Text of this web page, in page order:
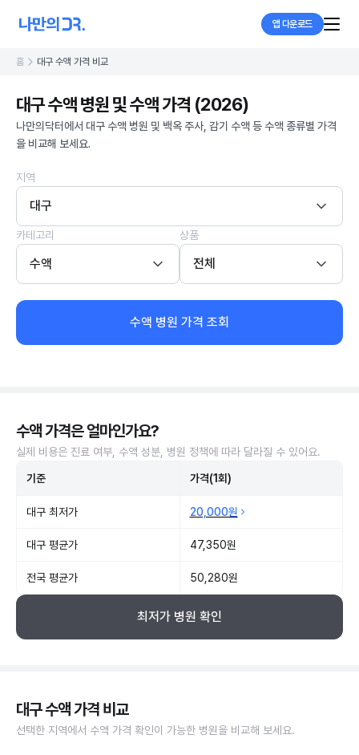
앱 다운로드
홈 대구 수액 가격 비교
대구 수액 병원 및 수액 가격 (2026)
나만의닥터에서 대구 수액 병원 및 백옥 주사, 감기 수액 등 수액 종류별 가격
을 비교해 보세요.
지역
대구
카테고리
수액
상품
전체
수액 병원 가격 조회
수액 가격은 얼마인가요?
실제 비용은 진료 여부, 수액 성분, 병원 정책에 따라 달라질 수 있어요.
기준 가격(1회)
대구 최저가 20,000원
대구 평균가 47,350원
전국 평균가 50,280원
최저가 병원 확인
대구 수액 가격 비교
선택한 지역에서 수액 가격 확인이 가능한 병원을 비교해 보세요.